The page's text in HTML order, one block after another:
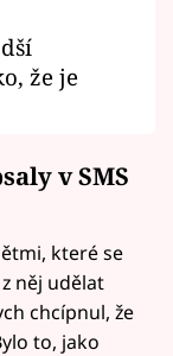
že je
v SMS
které se
něj udělat
chcípnul, že
to, jako